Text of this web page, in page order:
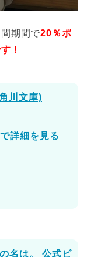
期間で20％ポ
！
川文庫)
詳細を見る
名は。 公式ビ